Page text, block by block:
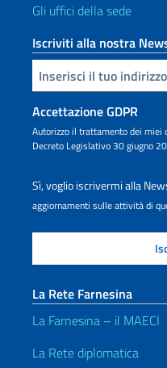
Gli uffici della sede
Iscriviti alla nostra
Inserisci la tua email
Accettazione GDPR
Autorizzo il trattamento dei miei
Decreto Legislativo 30 giugno
Sì, voglio iscrivermi alla
aggiornamenti sulle attività di
La Rete Farnesina
La Farnesina – il MAECI
La Rete diplomatica